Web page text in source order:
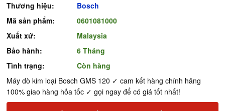
Thương hiệu:
Bosch
Mã sản phẩm:
0601081000
Xuất xứ:
Malaysia
Bảo hành:
6 Tháng
Tình trạng:
Còn hàng
Máy dò kim loại Bosch GMS 120 ✓ cam kết hàng chính hãng
100% giao hàng hỏa tốc ✓ gọi ngay để có giá tốt nhất!